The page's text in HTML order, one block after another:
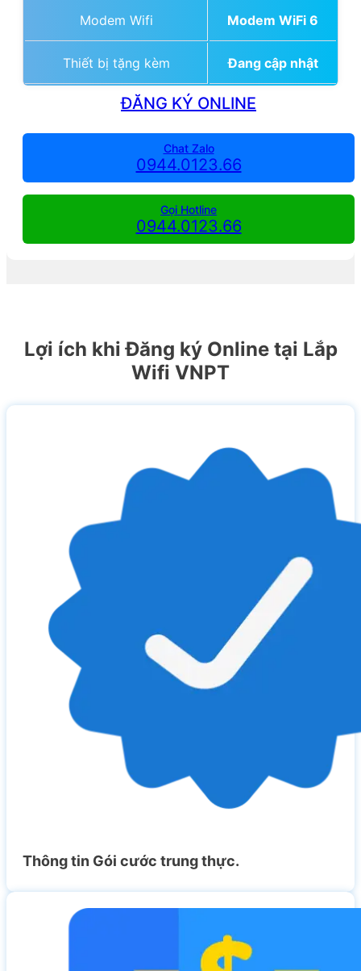
Modem Wifi Modem WiFi 6
Thiết bị tặng kèm Đang cập nhật
ĐĂNG KÝ ONLINE
Chat Zalo
0944.0123.66
Gọi Hotline
0944.0123.66
Lợi ích khi Đăng ký Online tại Lắp
Wifi VNPT
Thông tin Gói cước trung thực.